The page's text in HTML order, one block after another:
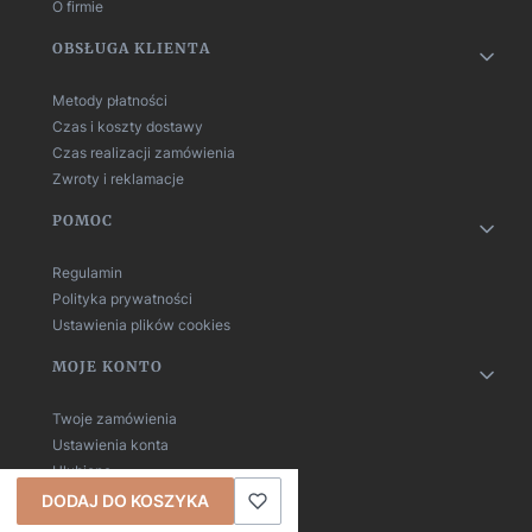
O firmie
OBSŁUGA KLIENTA
Metody płatności
Czas i koszty dostawy
Czas realizacji zamówienia
Zwroty i reklamacje
POMOC
Regulamin
Polityka prywatności
Ustawienia plików cookies
MOJE KONTO
Twoje zamówienia
Ustawienia konta
Ulubione
DODAJ DO KOSZYKA